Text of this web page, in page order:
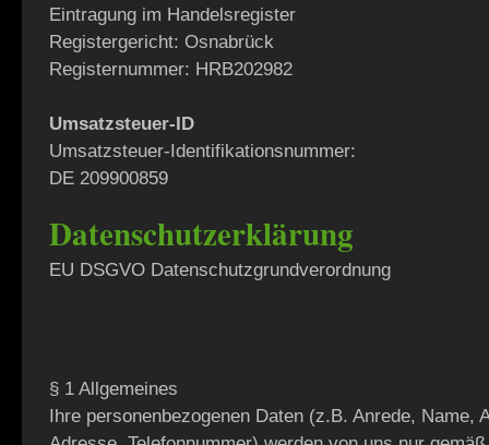
Eintragung im Handelsregister
Registergericht: Osnabrück
Registernummer: HRB202982
Umsatzsteuer-ID
Umsatzsteuer-Identifikationsnummer:
DE 209900859
Datenschutzerklärung
EU DSGVO Datenschutzgrundverordnung
§ 1 Allgemeines
Ihre personenbezogenen Daten (z.B. Anrede, Name,